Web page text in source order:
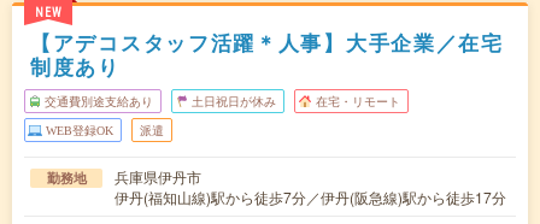
NEW
【アデコスタッフ活躍＊人事】大手企業／在宅
制度あり
交通費別途支給あり 土日祝日が休み 在宅・リモート
WEB登録OK 派遣
勤務地
兵庫県伊丹市
伊丹(福知山線)駅から徒歩7分／伊丹(阪急線)駅から徒歩17分